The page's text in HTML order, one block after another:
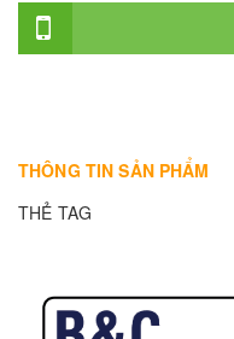
THÔNG TIN SẢN PHẨM
THẺ TAG